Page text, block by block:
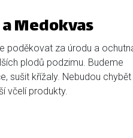
Medokvas
poděkovat za úrodu a
plodů podzimu. Budeme
sušit křížaly. Nebudou chybět
včelí produkty.